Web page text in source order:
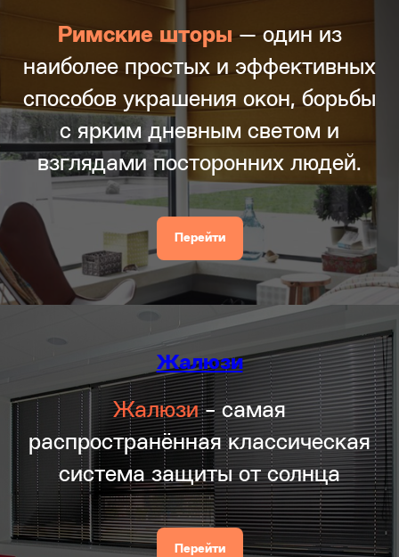
Римские шторы— один из
наиболее простых и эффективных
способов украшения окон, борьбы
с ярким дневным светом и
взглядами посторонних людей.
Перейти
Жалюзи
Жалюзи- самая
распространённая классическая
система защиты от солнца
Перейти